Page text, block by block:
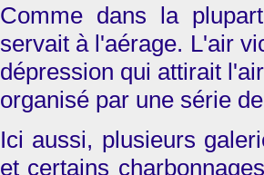
Comme dans la
servait à l'aérage. L'air
dépression qui attirait
organisé par une série
Ici aussi, plusieurs
et certains